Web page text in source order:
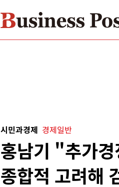
시민과경제 경제일반
홍남기 "추가
종합적 고려해